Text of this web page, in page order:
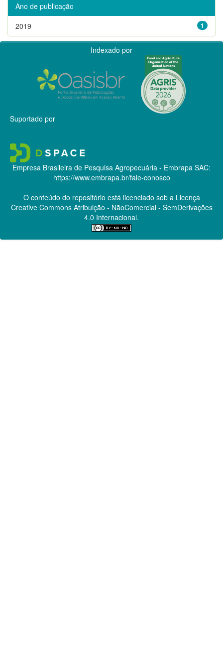
Ano de publicação
1
2019
Indexado por
Suportado por
Empresa Brasileira de Pesquisa Agropecuária - Embrapa SAC:
https://www.embrapa.br/fale-conosco
O conteúdo do repositório está licenciado sob a Licença
Creative CommonsAtribuição - NãoComercial - SemDerivações
4.0 Internacional.